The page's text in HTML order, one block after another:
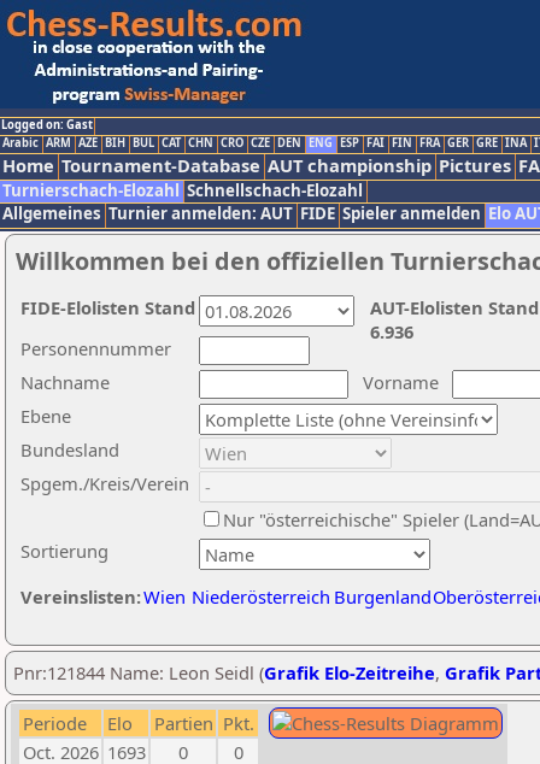
Logged on: Gast
Arabic ARM AZE BIH BUL CAT CHN CRO CZE DEN ENG ESP FAI FIN FRA GER GRE INA
Home Tournament-Database AUT championship Pictures
Turnierschach-Elozahl Schnellschach-Elozahl
Allgemeines Turnier anmelden: AUT FIDE Spieler anmelden Elo
Willkommen bei den offiziellen
Nachname
Vorname
Ebene
Sortierung
Personennummer
Bundesland
Spgem./Kreis/Verein
Nur "österreichische" Spieler
Vereinslisten:Wien Niederösterreich Burgenland
AUT-Elolisten
6.936
FIDE-Elolisten Stand
Pnr:121844 Name: Leon Seidl (Grafik Elo-Zeitreihe, Grafik
Periode Elo Partien Pkt.
Oct. 2026 1693 0
0